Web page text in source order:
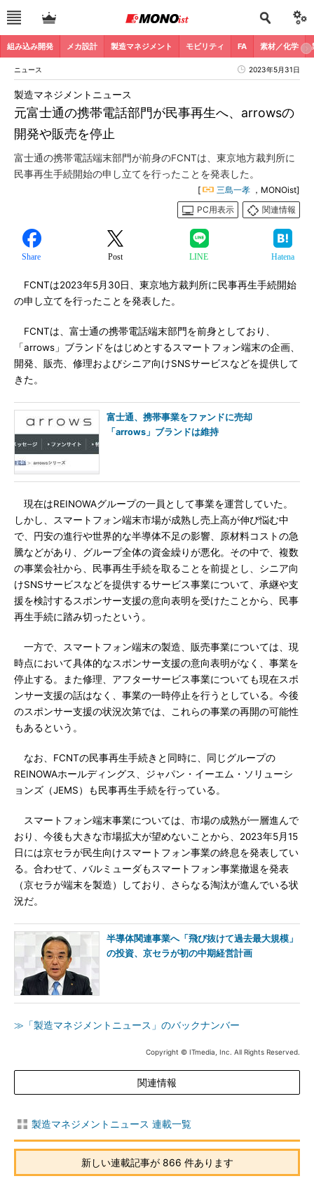
組み込み開発 メカ設計 製造マネジメント モビリティ FA 素材／化学
ニュース 2023年5月31日
元富士通の携帯電話部門が民事再生へ、arrowsの
開発や販売を停止
製造マネジメントニュース
富士通の携帯電話端末部門が前身のFCNTは、東京地方裁判所に
民事再生手続開始の申し立てを行ったことを発表した。
[ 三島一孝 ，MONOist]
PC用表示
関連情報
Share Post LINE Hatena
FCNTは2023年5月30日、東京地方裁判所に民事再生手続開始
の申し立てを行ったことを発表した。
FCNTは、富士通の携帯電話端末部門を前身としており、
「arrows」ブランドをはじめとするスマートフォン端末の企画、
開発、販売、修理およびシニア向けSNSサービスなどを提供して
きた。
富士通、携帯事業をファンドに売却
「arrows」ブランドは維持
現在はREINOWAグループの一員として事業を運営していた。
しかし、スマートフォン端末市場が成熟し売上高が伸び悩む中
で、円安の進行や世界的な半導体不足の影響、原材料コストの急
騰などがあり、グループ全体の資金繰りが悪化。その中で、複数
の事業会社から、民事再生手続を取ることを前提とし、シニア向
けSNSサービスなどを提供するサービス事業について、承継や支
援を検討するスポンサー支援の意向表明を受けたことから、民事
再生手続に踏み切ったという。
一方で、スマートフォン端末の製造、販売事業については、現
時点において具体的なスポンサー支援の意向表明がなく、事業を
停止する。また修理、アフターサービス事業についても現在スポ
ンサー支援の話はなく、事業の一時停止を行うとしている。今後
のスポンサー支援の状況次第では、これらの事業の再開の可能性
もあるという。
なお、FCNTの民事再生手続きと同時に、同じグループの
REINOWAホールディングス、ジャパン・イーエム・ソリューシ
ョンズ（JEMS）も民事再生手続を行っている。
スマートフォン端末事業については、市場の成熟が一層進んで
おり、今後も大きな市場拡大が望めないことから、2023年5月15
日には京セラが民生向けスマートフォン事業の終息を発表してい
る。合わせて、バルミューダもスマートフォン事業撤退を発表
（京セラが端末を製造）しており、さらなる淘汰が進んでいる状
況だ。
半導体関連事業へ「飛び抜けて過去最大規模」
の投資、京セラが初の中期経営計画
≫「製造マネジメントニュース」のバックナンバー
Copyright © ITmedia, Inc. All Rights Reserved.
関連情報
製造マネジメントニュース 連載一覧
新しい連載記事が 866 件あります